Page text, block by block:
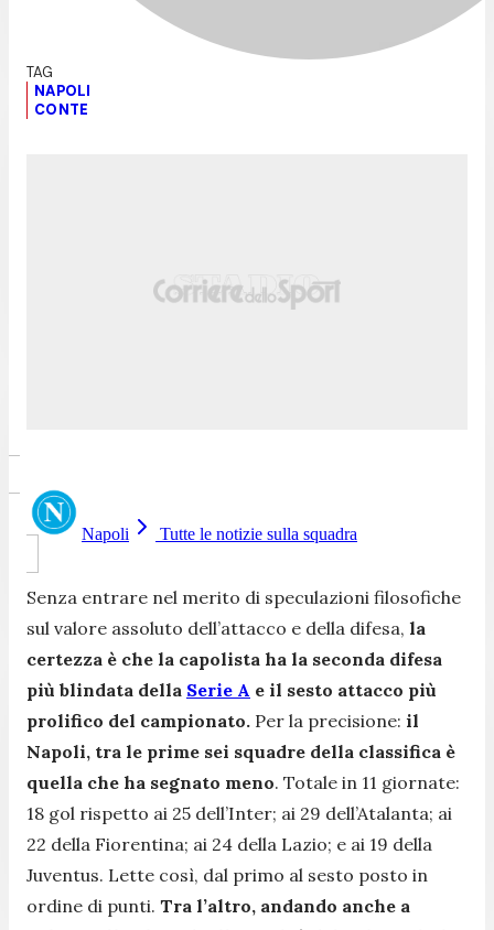
NAPOLI
CONTE
Napoli Tutte le notizie sulla squadra
Senza entrare nel merito di speculazioni filosofiche
sul valore assoluto dell’attacco e della difesa, la
certezza è che la capolista ha la seconda difesa
più blindata della Serie A e il sesto attacco più
prolifico del campionato. Per la precisione: il
Napoli, tra le prime sei squadre della classifica è
quella che ha segnato meno. Totale in 11 giornate:
18 gol rispetto ai 25 dell’Inter; ai 29 dell’Atalanta; ai
22 della Fiorentina; ai 24 della Lazio; e ai 19 della
Juventus. Lette così, dal primo al sesto posto in
ordine di punti. Tra l’altro, andando anche a